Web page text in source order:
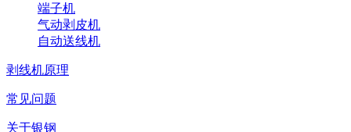
端子机
气动剥皮机
自动送线机
剥线机原理
常见问题
关于银钢